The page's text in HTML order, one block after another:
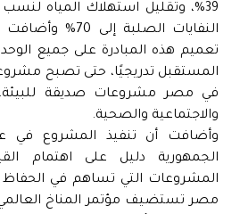
النفايات الصلبة
تعميم هذه المبادرة على جميع
المستقبل تدريجيًا، حتى تصبح
في مصر مشروعات صديقة للبيئة،
والاجتماعية والصحية.
وأضافت أن تنفيذ المشروع
الجمهورية دليل على اهتمام
المشروعات التي تساهم في الحفاظ